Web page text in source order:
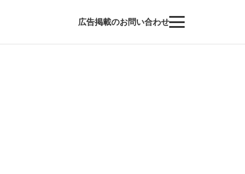
広告掲載のお問い合わせ